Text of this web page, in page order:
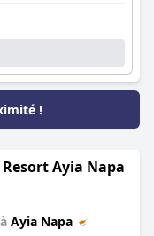
!
Ayia Napa
Ayia Napa